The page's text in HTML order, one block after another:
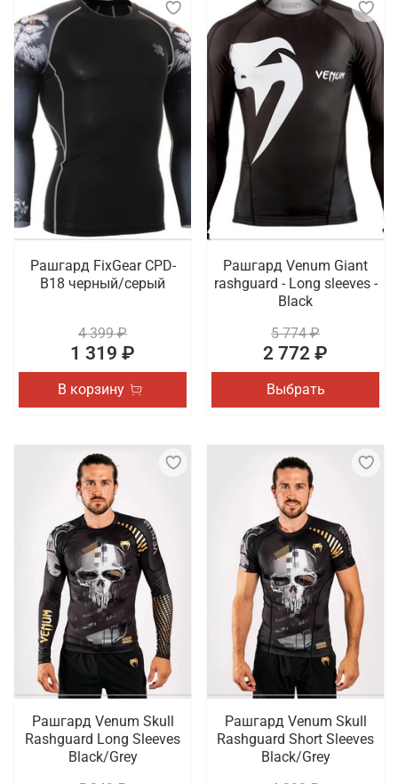
Рашгард FixGear CPD-
B18 черный/серый
4 399 ₽
1 319 ₽
В корзину
Рашгард Venum Giant
rashguard - Long sleeves -
Black
5 774 ₽
2 772 ₽
Выбрать
Рашгард Venum Skull
Rashguard Long Sleeves
Black/Grey
Рашгард Venum Skull
Rashguard Short Sleeves
Black/Grey